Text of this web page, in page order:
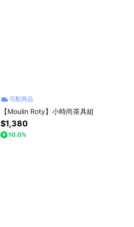
宅配商品
【Moulin Roty】小時尚茶具組
$1,380
10.0%